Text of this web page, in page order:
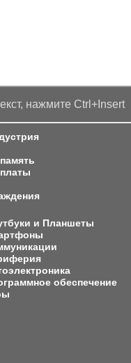
нажмите Ctrl+Insert
и Планшеты
обеспечение